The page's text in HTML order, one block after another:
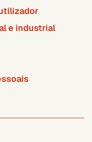
e industrial